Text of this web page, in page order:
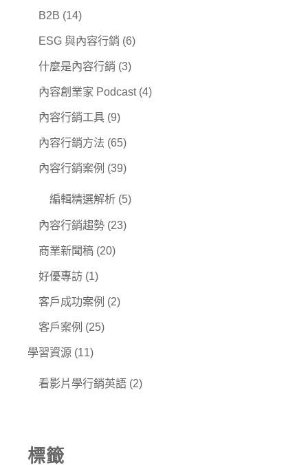
B2B (14)
ESG 與內容行銷 (6)
什麼是內容行銷 (3)
內容創業家 Podcast(4)
內容行銷工具 (9)
內容行銷方法 (65)
內容行銷案例 (39)
編輯精選解析 (5)
內容行銷趨勢 (23)
商業新聞稿 (20)
好優專訪 (1)
客戶成功案例 (2)
客戶案例 (25)
學習資源 (11)
看影片學行銷英語 (2)
標籤